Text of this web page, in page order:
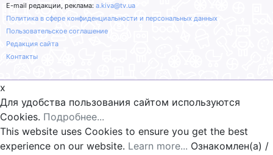
E-mail редакции, реклама: a.kiva@tv.ua
Политика в сфере конфиденциальности и персональных данных
Пользовательское соглашение
Редакция сайта
Контакты
x
Для удобства пользования сайтом используются
Cookies. Подробнее...
This website uses Cookies to ensure you get the best
experience on our website. Learn more... Ознакомлен(а) /